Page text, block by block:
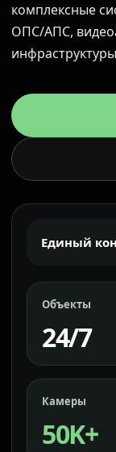
комплексные
ОПС/АПС,
Единый
Объекты
24/7
Камеры
50K+